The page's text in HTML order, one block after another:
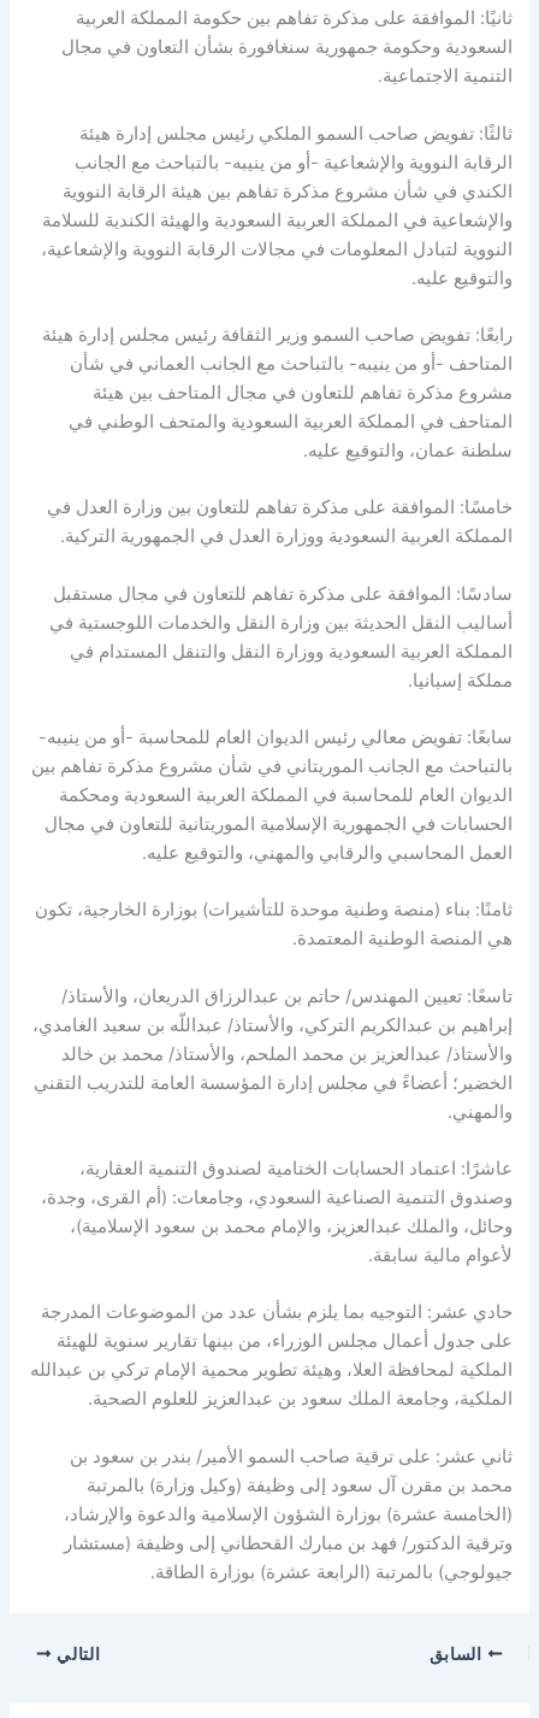
ثانيًا: الموافقة على مذكرة تفاهم بين حكومة المملكة العربية
السعودية وحكومة جمهورية سنغافورة بشأن التعاون في مجال
التنمية الاجتماعية.
ثالثًا: تفويض صاحب السمو الملكي رئيس مجلس إدارة هيئة
الرقابة النووية والإشعاعية -أو من ينيبه- بالتباحث مع الجانب
الكندي في شأن مشروع مذكرة تفاهم بين هيئة الرقابة النووية
والإشعاعية في المملكة العربية السعودية والهيئة الكندية للسلامة
النووية لتبادل المعلومات في مجالات الرقابة النووية والإشعاعية،
والتوقيع عليه.
رابعًا: تفويض صاحب السمو وزير الثقافة رئيس مجلس إدارة هيئة
المتاحف -أو من ينيبه- بالتباحث مع الجانب العماني في شأن
مشروع مذكرة تفاهم للتعاون في مجال المتاحف بين هيئة
المتاحف في المملكة العربية السعودية والمتحف الوطني في
سلطنة عمان، والتوقيع عليه.
خامسًا: الموافقة على مذكرة تفاهم للتعاون بين وزارة العدل في
المملكة العربية السعودية ووزارة العدل في الجمهورية التركية.
سادسًا: الموافقة على مذكرة تفاهم للتعاون في مجال مستقبل
أساليب النقل الحديثة بين وزارة النقل والخدمات اللوجستية في
المملكة العربية السعودية ووزارة النقل والتنقل المستدام في
مملكة إسبانيا.
سابعًا: تفويض معالي رئيس الديوان العام للمحاسبة -أو من ينيبه-
بالتباحث مع الجانب الموريتاني في شأن مشروع مذكرة تفاهم بين
الديوان العام للمحاسبة في المملكة العربية السعودية ومحكمة
الحسابات في الجمهورية الإسلامية الموريتانية للتعاون في مجال
العمل المحاسبي والرقابي والمهني، والتوقيع عليه.
ثامنًا: بناء (منصة وطنية موحدة للتأشيرات) بوزارة الخارجية، تكون
هي المنصة الوطنية المعتمدة.
تاسعًا: تعيين المهندس/ حاتم بن عبدالرزاق الدريعان، والأستاذ/
إبراهيم بن عبدالكريم التركي، والأستاذ/ عبداللّه بن سعيد الغامدي،
والأستاذ/ عبدالعزيز بن محمد الملحم، والأستاذ/ محمد بن خالد
الخضير؛ أعضاءً في مجلس إدارة المؤسسة العامة للتدريب التقني
والمهني.
عاشرًا: اعتماد الحسابات الختامية لصندوق التنمية العقارية،
وصندوق التنمية الصناعية السعودي، وجامعات: (أم القرى، وجدة،
وحائل، والملك عبدالعزيز، والإمام محمد بن سعود الإسلامية)،
لأعوام مالية سابقة.
حادي عشر: التوجيه بما يلزم بشأن عدد من الموضوعات المدرجة
على جدول أعمال مجلس الوزراء، من بينها تقارير سنوية للهيئة
الملكية لمحافظة العلا، وهيئة تطوير محمية الإمام تركي بن عبدالله
الملكية، وجامعة الملك سعود بن عبدالعزيز للعلوم الصحية.
ثاني عشر: على ترقية صاحب السمو الأمير/ بندر بن سعود بن
محمد بن مقرن آل سعود إلى وظيفة (وكيل وزارة) بالمرتبة
(الخامسة عشرة) بوزارة الشؤون الإسلامية والدعوة والإرشاد،
وترقية الدكتور/ فهد بن مبارك القحطاني إلى وظيفة (مستشار
جيولوجي) بالمرتبة (الرابعة عشرة) بوزارة الطاقة.
السابق التالي